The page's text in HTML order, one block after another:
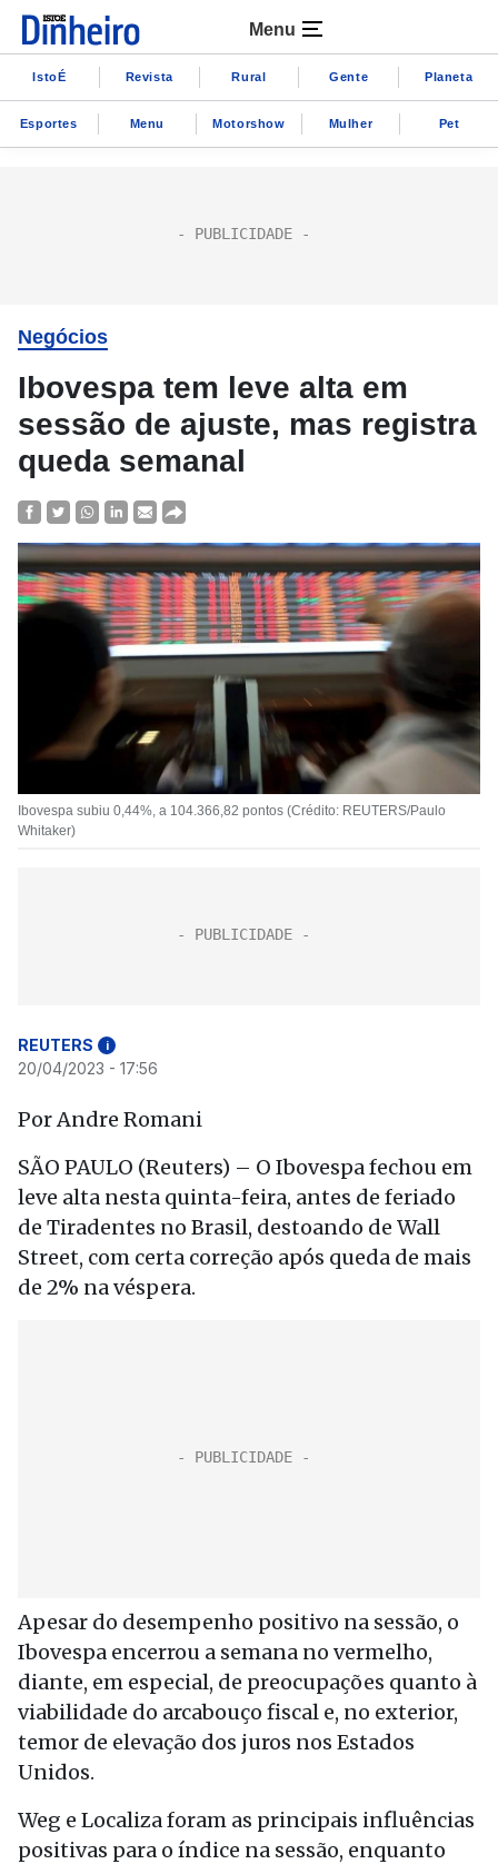
Menu
IstoÉ Revista Rural Gente Planeta
Esportes Menu Motorshow Mulher Pet
Negócios
Ibovespa tem leve alta em
sessão de ajuste, mas registra
queda semanal
Ibovespa subiu 0,44%, a 104.366,82 pontos (Crédito: REUTERS/Paulo
Whitaker)
REUTERS i
20/04/2023 - 17:56
Por Andre Romani
SÃO PAULO (Reuters) – O Ibovespa fechou em
leve alta nesta quinta-feira, antes de feriado
de Tiradentes no Brasil, destoando de Wall
Street, com certa correção após queda de mais
de 2% na véspera.
Apesar do desempenho positivo na sessão, o
Ibovespa encerrou a semana no vermelho,
diante, em especial, de preocupações quanto à
viabilidade do arcabouço fiscal e, no exterior,
temor de elevação dos juros nos Estados
Unidos.
Weg e Localiza foram as principais influências
positivas para o índice na sessão, enquanto